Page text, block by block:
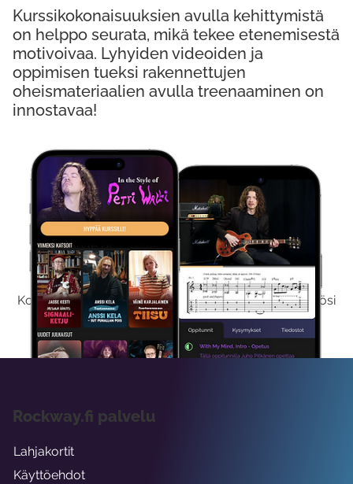
Kokeile Ilmaiseksi
Kokeilemalla ilmaiseksi saat koko sisältömme käyttöösi
viikon ajaksi.
Kurssikokonaisuuksien avulla kehittymistä
on helppo seurata, mikä tekee etenemisestä
motivoivaa. Lyhyiden videoiden ja
oppimisen tueksi rakennettujen
oheismateriaalien avulla treenaaminen on
innostavaa!
Rockway.fi palvelu
Lahjakortit
Käyttöehdot